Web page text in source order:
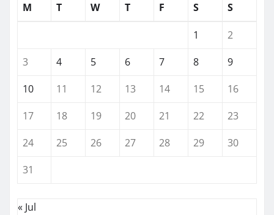
M
T W T F S S
1
2
3
4 5 6 7 8
9
10
11 12 13 14 15
16
17
18 19 20 21 22
23
24
25 26 27 28 29
30
31
« Jul